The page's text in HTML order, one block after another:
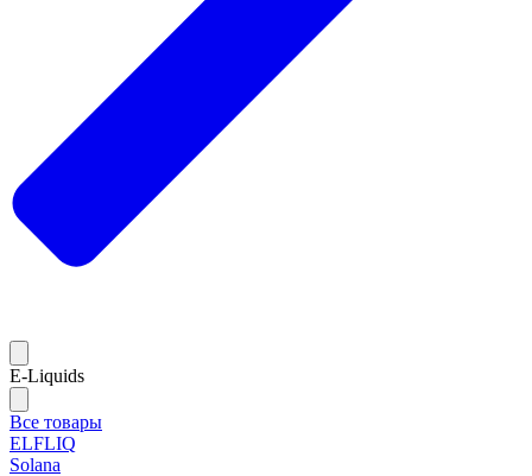
E-Liquids
Все товары
ELFLIQ
Solana